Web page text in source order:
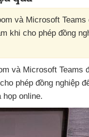
và Microsoft
khi cho phép đồng
và Microsoft Teams
phép đồng nghiệp
họp online.